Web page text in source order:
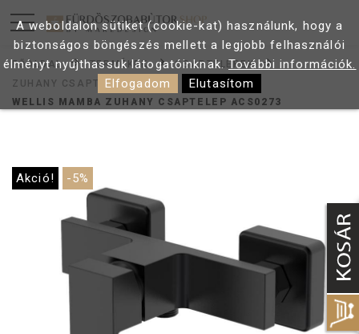
FŐOLDAL TERMÉKEK
CSAPTELEPEK
ZUHANY CSAPTELEP
WELLIS MAMBA ZUHANY CSAPTELEP ACS0273
Akció! -5%
A weboldalon sütiket (cookie-kat) használunk, hogy a
biztonságos böngészés mellett a legjobb felhasználói
élményt nyújthassuk látogatóinknak.További információk.
Elfogadom
Elutasítom